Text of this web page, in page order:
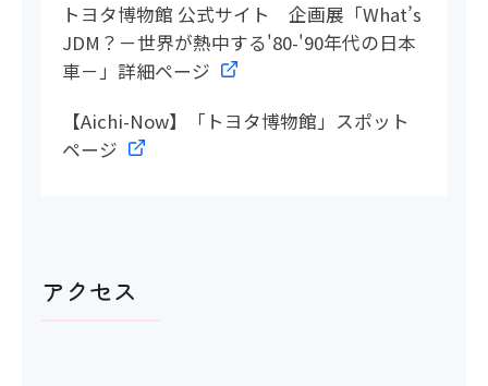
トヨタ博物館 公式サイト 企画展「What’s
JDM？－世界が熱中する'80-'90年代の日本
車－」詳細ページ
【Aichi-Now】「トヨタ博物館」スポット
ページ
アクセス